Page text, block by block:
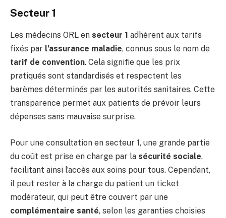
Secteur 1
Les médecins ORL en secteur 1 adhèrent aux tarifs
fixés par l’assurance maladie, connus sous le nom de
tarif de convention. Cela signifie que les prix
pratiqués sont standardisés et respectent les
barèmes déterminés par les autorités sanitaires. Cette
transparence permet aux patients de prévoir leurs
dépenses sans mauvaise surprise.
Pour une consultation en secteur 1, une grande partie
du coût est prise en charge par la sécurité sociale,
facilitant ainsi l’accès aux soins pour tous. Cependant,
il peut rester à la charge du patient un ticket
modérateur, qui peut être couvert par une
complémentaire santé, selon les garanties choisies